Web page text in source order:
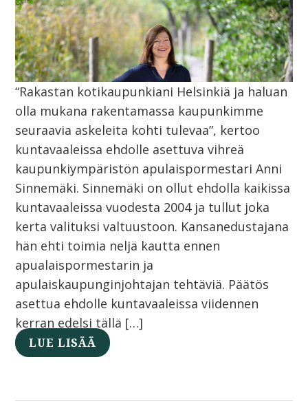
“Rakastan kotikaupunkiani Helsinkiä ja haluan
olla mukana rakentamassa kaupunkimme
seuraavia askeleita kohti tulevaa”, kertoo
kuntavaaleissa ehdolle asettuva vihreä
kaupunkiympäristön apulaispormestari Anni
Sinnemäki. Sinnemäki on ollut ehdolla kaikissa
kuntavaaleissa vuodesta 2004 ja tullut joka
kerta valituksi valtuustoon. Kansanedustajana
hän ehti toimia neljä kautta ennen
apualaispormestarin ja
apulaiskaupunginjohtajan tehtäviä. Päätös
asettua ehdolle kuntavaaleissa viidennen
kerran edelsi tällä […]
LUE LISÄÄ